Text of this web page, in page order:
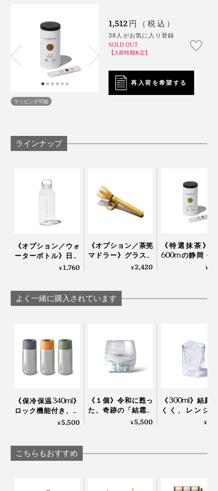
マグカップや湯呑み、グラスの中でお茶をつくるなら、
はじめは少しの水またはお湯で日本茶パウダーをよく混
ぜて溶かしてあげると、ダマになりにくいです。
写真は旧パッケージです
別売りの「 茶筅マドラー」なら軸（柄）が長いから、グ
ラスやマグカップで抹茶をたてるようにしっかり混ぜら
れて重宝します。
買った「Japanese Tea」とラベリングされた緑茶を飲
み、洪氏は驚きました。
日本で慣れ親しんだ日本茶とは、まったく異なる味。調
べてみると、海外で購入可能な“日本茶”のほとんどが日
本産ではなかったのです。
カレーやパスタなど、食文化は自由にローカライズされ
るものだけど、日本の茶葉を使わない“日本茶”というの
は、なんだかもどかしい。
おまけに海外では、日本茶がスーパーフードとして注目
を集めていたのです。
り、“ホンモノの日本茶”を探す旅をはじめました。
ラッピング可能
1,512 円（税込）
38人がお気に入り登録
SOLD OUT
【入荷時期未定】
再入荷を希望する
ラインナップ
《オプション／ウォ
ーターボトル》日本
茶パウダーと水を入
度の
「NODOKA×KINTO
¥1,760
《オプション／茶筅
マドラー》グラスや
マグカップで、手軽
付き）」｜THE
NODOKA
¥2,420
《特選抹茶》
600mの静岡・
茶畑で育った、
¥
よく一緒に購入されています
《保冷保温340ml》
ロック機能付き、直
飲みタイプの「ステ
¥5,500
《１個》令和に甦っ
た、奇跡の「結霜グ
ラス」｜結霜月華
¥5,500
《300ml》結露
くく、レンジ
OK、見る角度で
¥
こちらもおすすめ